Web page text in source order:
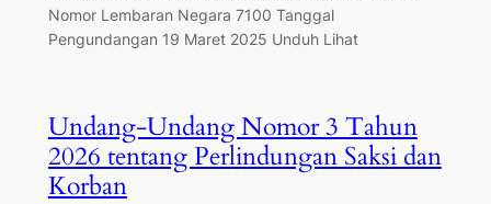
Nomor Lembaran Negara 7100 Tanggal
Pengundangan 19 Maret 2025 Unduh Lihat
Undang-Undang Nomor 3 Tahun
2026 tentang Perlindungan Saksi dan
Korban